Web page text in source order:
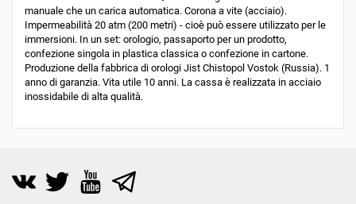
manuale che un carica automatica. Corona a vite (acciaio).
Impermeabilità 20 atm (200 metri) - cioè può essere utilizzato per le
immersioni. In un set: orologio, passaporto per un prodotto,
confezione singola in plastica classica o confezione in cartone.
Produzione della fabbrica di orologi Jist Chistopol Vostok (Russia). 1
anno di garanzia. Vita utile 10 anni. La cassa è realizzata in acciaio
inossidabile di alta qualità.